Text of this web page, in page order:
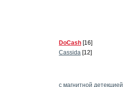
DoCash [16]
Cassida [12]
с магнитной детекцией